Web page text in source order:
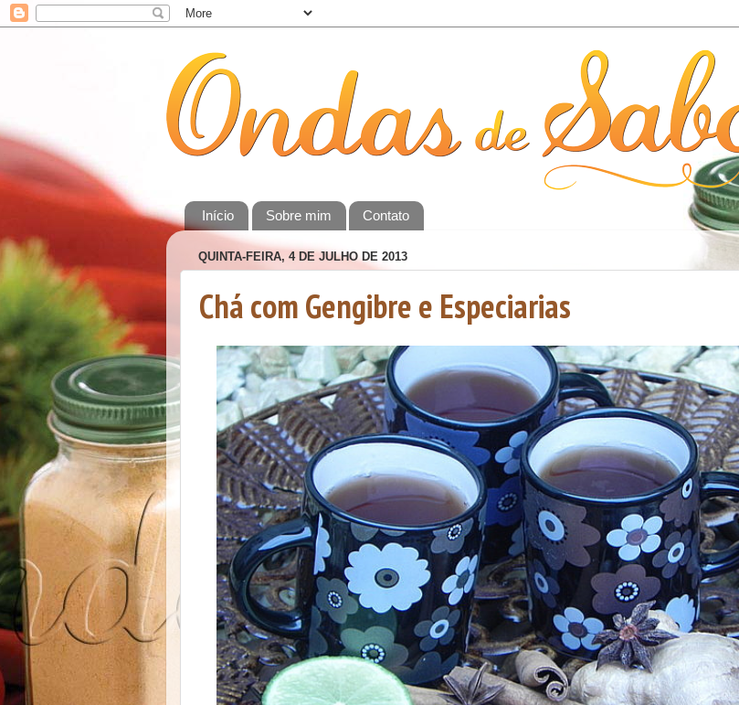
Início Sobre mim Contato
QUINTA-FEIRA, 4 DE JULHO DE 2013
Chá com Gengibre e Especiarias